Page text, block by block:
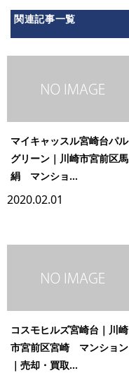
関連記事一覧
マイキャッスル宮崎台パル
グリーン｜川崎市宮前区馬
絹 マンショ...
2020.02.01
コスモヒルズ宮崎台｜川崎
市宮前区宮崎 マンション
｜売却・買取...